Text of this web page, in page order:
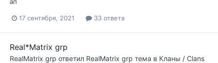
17 сентября, 2021 33 ответа
Real*Matrix grp
RealMatrix grp ответил RealMatrix grp тема в Кланы / Clans